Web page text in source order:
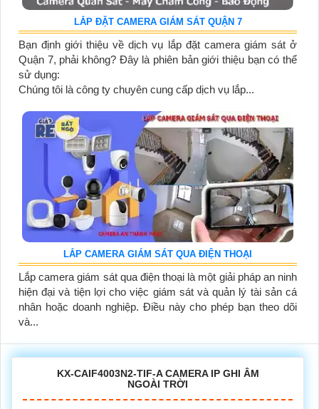
LẮP ĐẶT CAMERA GIÁM SÁT QUẬN 7
Bạn định giới thiệu về dịch vụ lắp đặt camera giám sát ở
Quận 7, phải không? Đây là phiên bản giới thiệu bạn có thể
sử dụng:
Chúng tôi là công ty chuyên cung cấp dịch vụ lắp...
LẮP CAMERA GIÁM SÁT QUA ĐIỆN THOẠI
Lắp camera giám sát qua điện thoại là một giải pháp an ninh
hiện đại và tiện lợi cho việc giám sát và quản lý tài sản cá
nhân hoặc doanh nghiệp. Điều này cho phép bạn theo dõi
và...
KX-CAIF4003N2-TIF-A CAMERA IP GHI ÂM
NGOÀI TRỜI